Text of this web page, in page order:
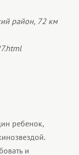
район, 72 км
ребенок,
и